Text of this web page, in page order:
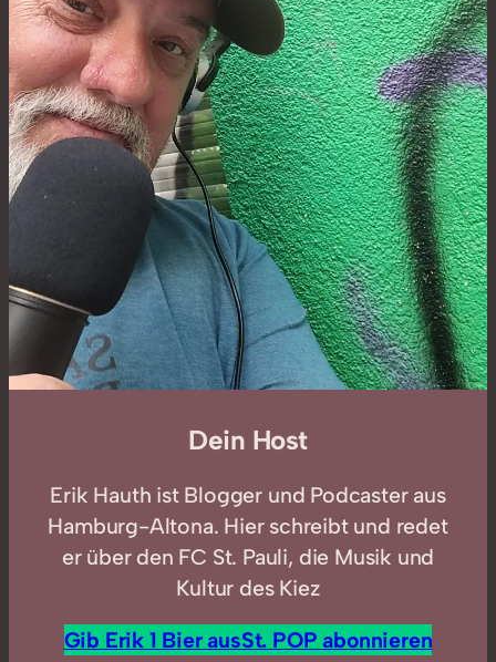
Dein Host
Erik Hauth ist Blogger und Podcaster aus
Hamburg-Altona. Hier schreibt und redet
er über den FC St. Pauli, die Musik und
Kultur des Kiez
Gib Erik 1 Bier ausSt. POP abonnieren